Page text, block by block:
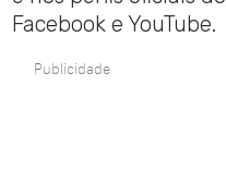
Facebook e YouTube.
Publicidade